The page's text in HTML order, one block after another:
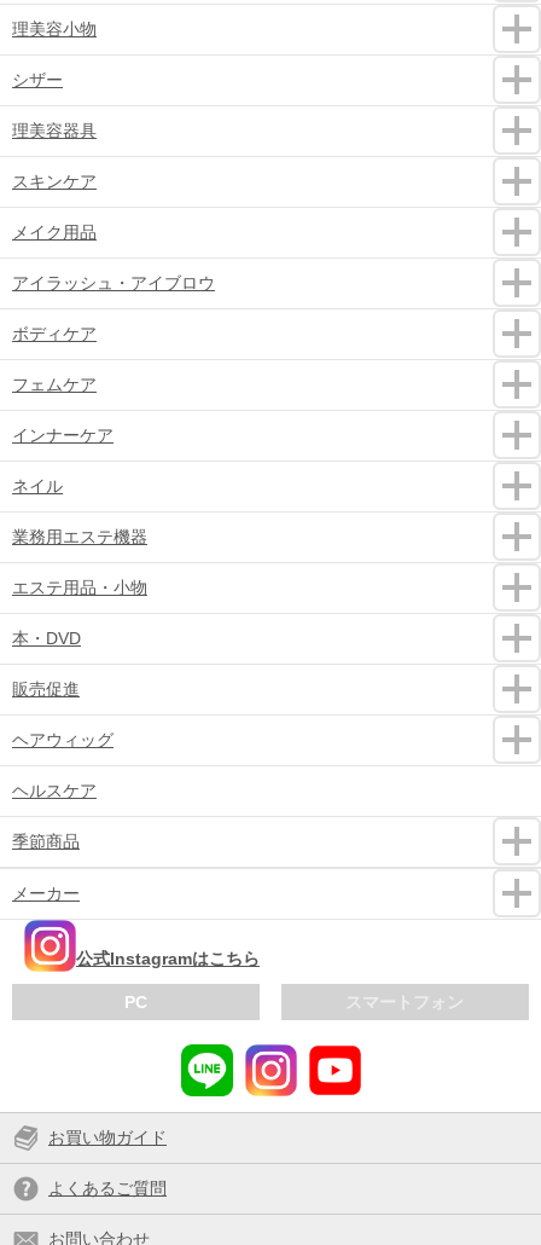
理美容小物
シザー
理美容器具
スキンケア
メイク用品
アイラッシュ・アイブロウ
ボディケア
フェムケア
インナーケア
ネイル
業務用エステ機器
エステ用品・小物
本・DVD
販売促進
ヘアウィッグ
ヘルスケア
季節商品
メーカー
公式Instagramはこちら
スマートフォン
PC
お買い物ガイド
よくあるご質問
お問い合わせ